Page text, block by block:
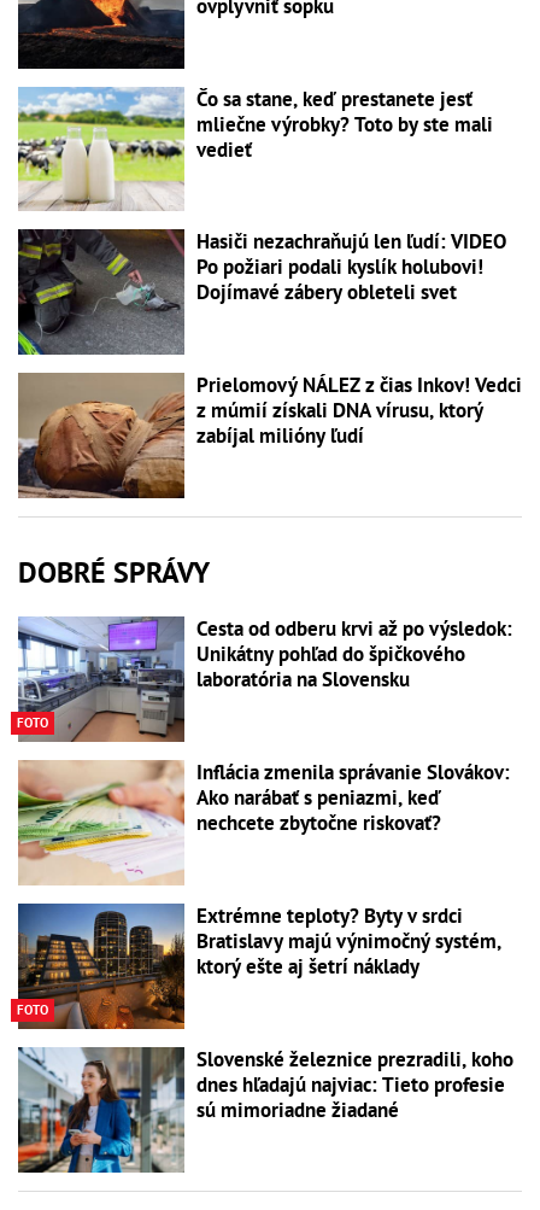
ovplyvniť sopku
Čo sa stane, keď prestanete jesť
mliečne výrobky? Toto by ste mali
vedieť
Hasiči nezachraňujú len ľudí: VIDEO
Po požiari podali kyslík holubovi!
Dojímavé zábery obleteli svet
Prielomový NÁLEZ z čias Inkov! Vedci
z múmií získali DNA vírusu, ktorý
zabíjal milióny ľudí
DOBRÉ SPRÁVY
FOTO
Cesta od odberu krvi až po výsledok:
Unikátny pohľad do špičkového
laboratória na Slovensku
Inflácia zmenila správanie Slovákov:
Ako narábať s peniazmi, keď
nechcete zbytočne riskovať?
FOTO
Extrémne teploty? Byty v srdci
Bratislavy majú výnimočný systém,
ktorý ešte aj šetrí náklady
Slovenské železnice prezradili, koho
dnes hľadajú najviac: Tieto profesie
sú mimoriadne žiadané